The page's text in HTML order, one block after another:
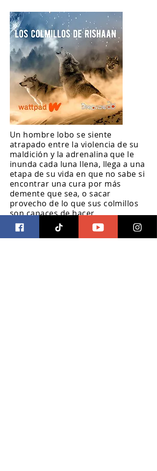
Un hombre lobo se siente
atrapado entre la violencia de su
maldición y la adrenalina que le
inunda cada luna llena, llega a una
etapa de su vida en que no sabe si
encontrar una cura por más
demente que sea, o sacar
provecho de lo que sus colmillos
son capaces de hacer.
HISTORIA COMPLETA